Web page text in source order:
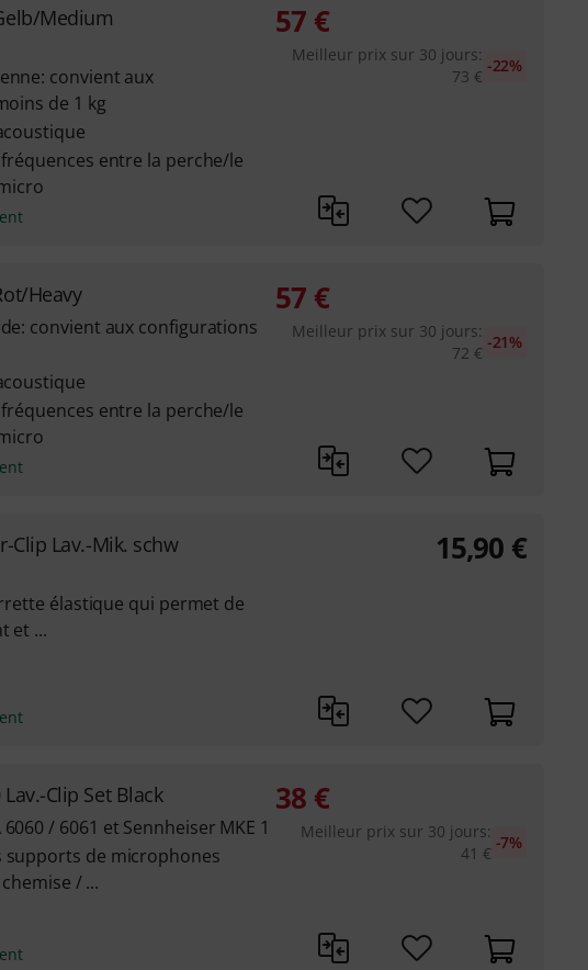
Medium
convient aux
de 1 kg
entre la perche/le
57 €
Meilleur prix sur 30 jours:
73 €
-22%
Heavy
convient aux configurations
entre la perche/le
57 €
Meilleur prix sur 30 jours:
72 €
-21%
Clip Lav.-Mik. schw
élastique qui permet de
et ...
15,90 €
Lav.-Clip Set Black
/ 6061 et Sennheiser MKE 1
supports de microphones
/ ...
38 €
Meilleur prix sur 30 jours:
41 €
-7%